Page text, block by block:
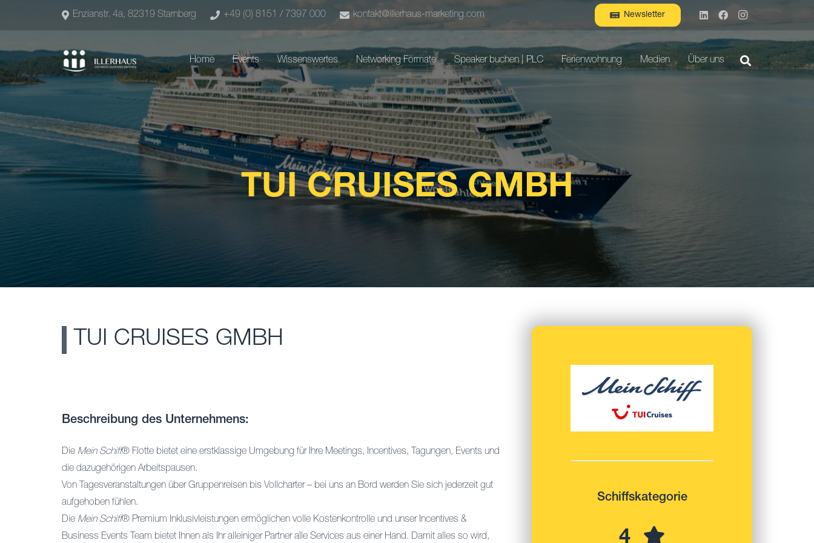
Enzianstr. 4a, 82319 Starnberg +49 (0) 8151 / 7397 000 kontakt@illerhaus-marketing.com Newsletter
Home Events Wissenswertes Networking Formate Speaker buchen | PLC Ferienwohnung Medien Über uns
TUI CRUISES GMBH
TUI CRUISES GMBH
Beschreibung des Unternehmens:
Die Mein Schiff® Flotte bietet eine erstklassige Umgebung für Ihre Meetings, Incentives, Tagungen, Events und
die dazugehörigen Arbeitspausen.
Von Tagesveranstaltungen über Gruppenreisen bis Vollcharter – bei uns an Bord werden Sie sich jederzeit gut
aufgehoben fühlen.
Die Mein Schiff® Premium Inklusivleistungen ermöglichen volle Kostenkontrolle und unser Incentives &
Business Events Team bietet Ihnen als Ihr alleiniger Partner alle Services aus einer Hand. Damit alles so wird,
Schiffskategorie